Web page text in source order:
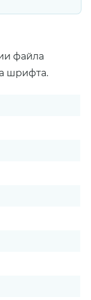
файла
шрифта.